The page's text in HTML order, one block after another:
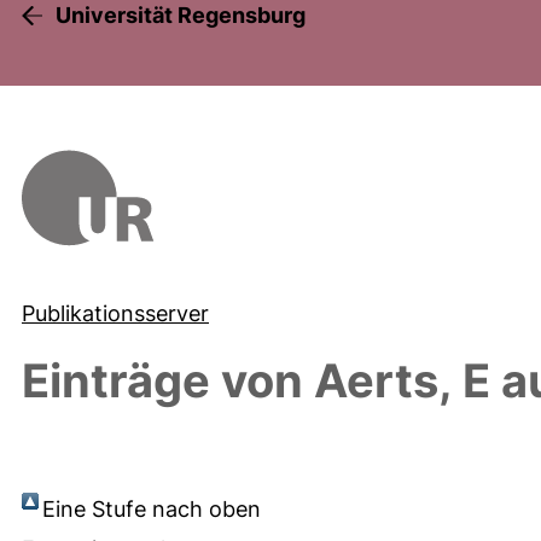
Universität Regensburg
Publikationsserver
Einträge von Aerts, E
Eine Stufe nach oben